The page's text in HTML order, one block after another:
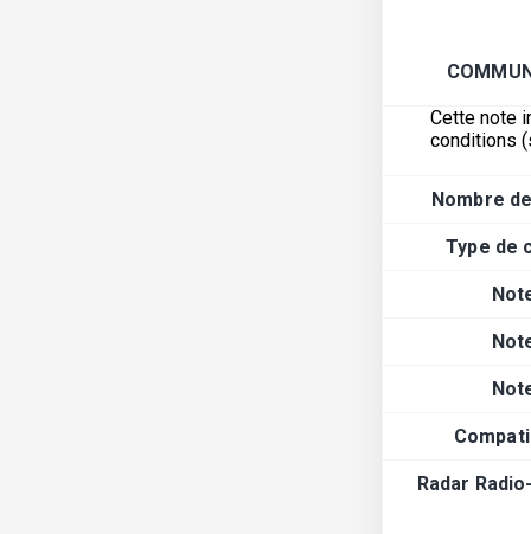
Cette note
conditions
Nombre
Type de
Radar